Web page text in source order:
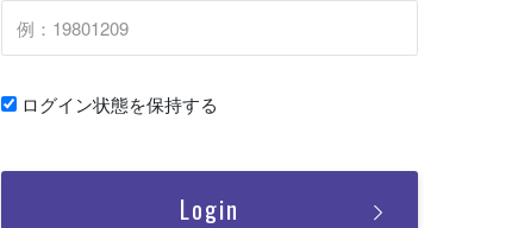
ログイン状態を保持する
Login